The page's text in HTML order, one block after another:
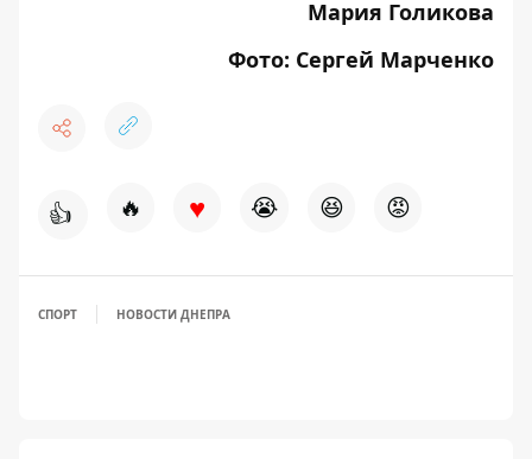
Мария Голикова
Фото: Сергей Марченко
👍 🔥 ♥ 😭 😆 😡
СПОРТ НОВОСТИ ДНЕПРА